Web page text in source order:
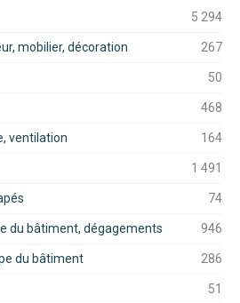
5 294
mobilier, décoration 267
50
468
ventilation 164
1 491
74
du bâtiment, dégagements 946
du bâtiment 286
51